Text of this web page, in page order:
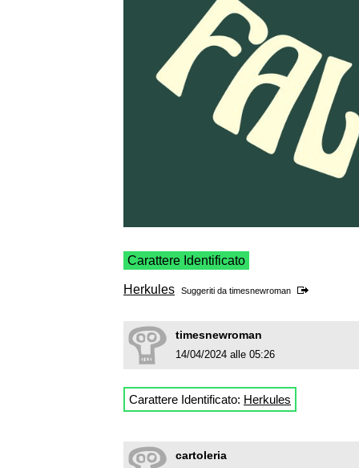
Carattere Identificato
Herkules Suggeriti da timesnewroman
timesnewroman
14/04/2024 alle 05:26
Carattere Identificato: Herkules
cartoleria